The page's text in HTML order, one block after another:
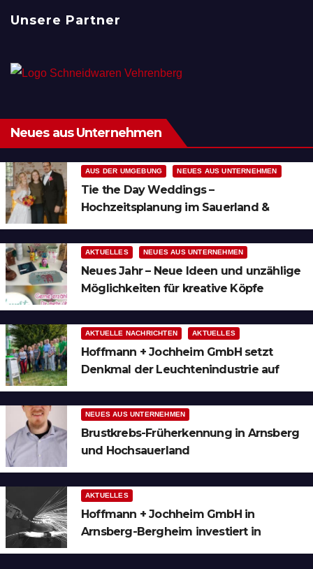
Unsere Partner
Neues aus Unternehmen
AUS DER UMGEBUNG NEUES AUS UNTERNEHMEN
Tie the Day Weddings –
Hochzeitsplanung im Sauerland &
AKTUELLES NEUES AUS UNTERNEHMEN
Neues Jahr – Neue Ideen und unzählige
Möglichkeiten für kreative Köpfe
AKTUELLE NACHRICHTEN AKTUELLES
Hoffmann + Jochheim GmbH setzt
Denkmal der Leuchtenindustrie auf
NEUES AUS UNTERNEHMEN
Brustkrebs-Früherkennung in Arnsberg
und Hochsauerland
AKTUELLES
Hoffmann + Jochheim GmbH in
Arnsberg-Bergheim investiert in